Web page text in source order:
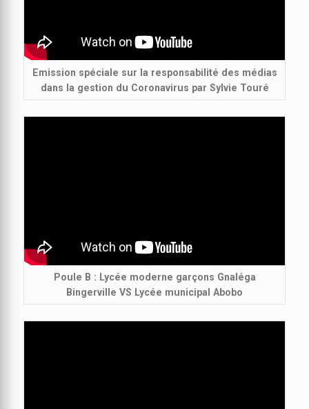
Emission spéciale sur la responsabilité des médias
dans la gestion du Coronavirus par Sylvie Touré
Poule B : Lycée moderne garçons Gnaléga
Bingerville VS Lycée municipal Abobo